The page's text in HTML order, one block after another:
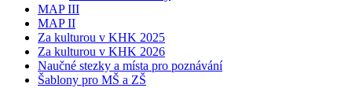
MAP III
MAP II
Za kulturou v KHK 2025
Za kulturou v KHK 2026
Naučné stezky a místa pro poznávání
Šablony pro MŠ a ZŠ